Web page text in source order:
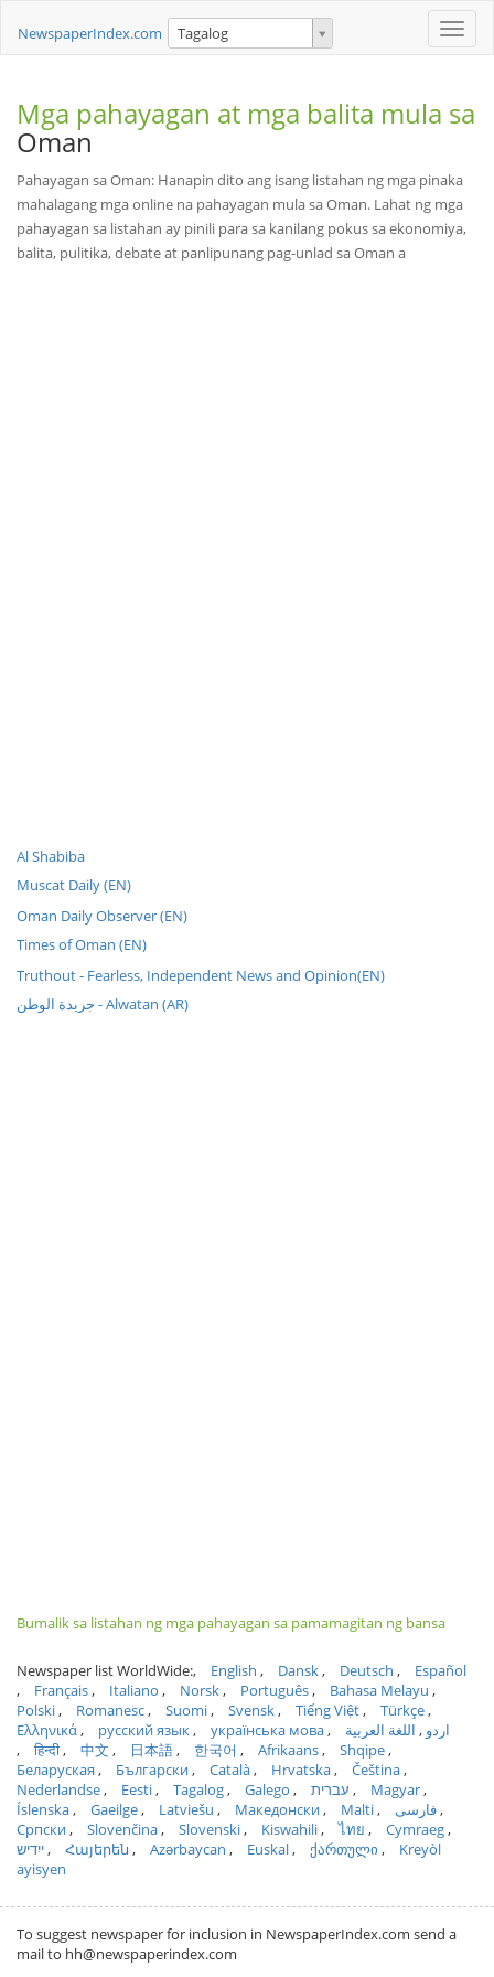
Toggle
NewspaperIndex.com Tagalog
Mga pahayagan at mga balita mula sa
Oman
Pahayagan sa Oman: Hanapin dito ang isang listahan ng mga pinaka
mahalagang mga online na pahayagan mula sa Oman. Lahat ng mga
pahayagan sa listahan ay pinili para sa kanilang pokus sa ekonomiya,
balita, pulitika, debate at panlipunang pag-unlad sa Oman a
Al Shabiba
Muscat Daily (EN)
Oman Daily Observer (EN)
Times of Oman (EN)
Truthout - Fearless, Independent News and Opinion(EN)
جريدة الوطن - Alwatan (AR)
Bumalik sa listahan ng mga pahayagan sa pamamagitan ng bansa
Newspaper list WorldWide: English Dansk Deutsch
Español
Français
Italiano Norsk Português
Bahasa Melayu
Polski
Romanesc Suomi Svensk Tiếng Việt
Türkçe
Ελληνικά
русский язык українська мова اردو
اللغة العربية
हिन्दी
中文 日本語 한국어 Afrikaans
Shqipe
Беларуская
Български Català Hrvatska
Čeština
Nederlandse
Eesti Tagalog Galego עברית
Magyar
Íslenska
Gaeilge Latviešu Македонски Malti
فارسی
Српски
Slovenčina Slovenski Kiswahili ไทย
Cymraeg
ייִדיש
Հայերեն Azərbaycan Euskal ქართული
Kreyòl
ayisyen
To suggest newspaper for inclusion in NewspaperIndex.com send a
mail to hh@newspaperindex.com